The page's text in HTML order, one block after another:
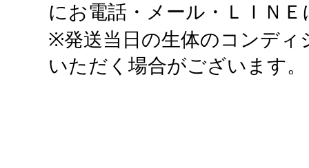
にお電話・メール・ＬＩＮ
※発送当日の生体のコンディ
いただく場合がございます。